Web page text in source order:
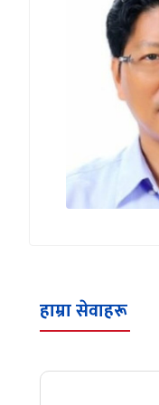
हाम्रा सेवाहरू